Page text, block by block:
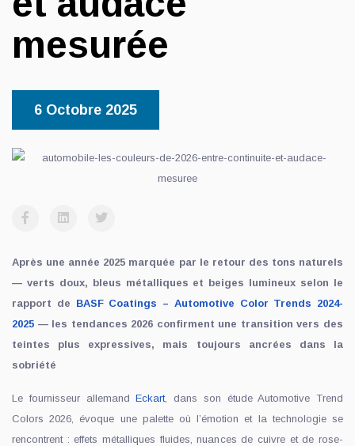
mesurée
6 Octobre 2025
Après une année 2025 marquée par le retour des tons naturels
— verts doux, bleus métalliques et beiges lumineux selon le
rapport de BASF Coatings – Automotive Color Trends 2024-
2025 — les tendances 2026 confirment une transition vers des
teintes plus expressives, mais toujours ancrées dans la
sobriété
Le fournisseur allemandEckart, dans son étude Automotive Trend
Colors 2026, évoque une palette où l’émotion et la technologie se
rencontrent : effets métalliques fluides, nuances de cuivre et de rose-